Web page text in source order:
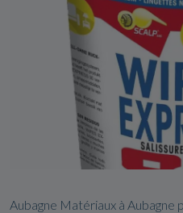
Aubagne Matériaux à Aubagne